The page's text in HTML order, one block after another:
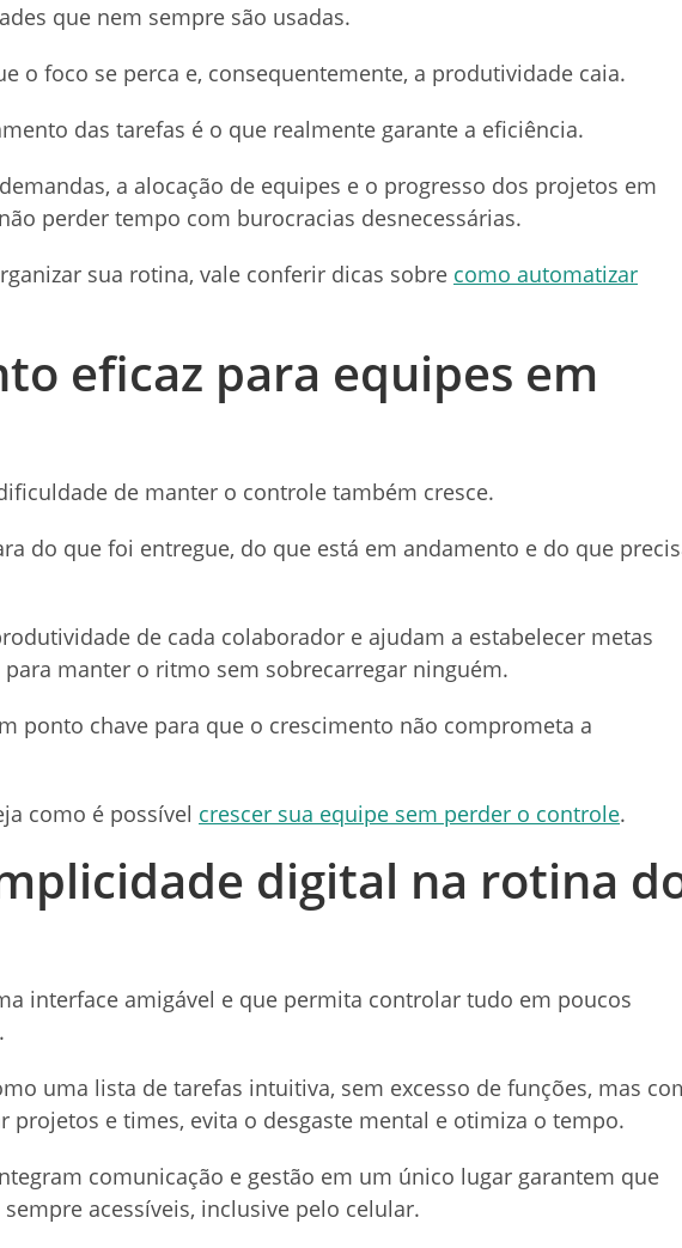
que nem sempre são usadas.
o foco se perca e, consequentemente, a produtividade caia.
das tarefas é o que realmente garante a eficiência.
a alocação de equipes e o progresso dos projetos em
perder tempo com burocracias desnecessárias.
sua rotina, vale conferir dicas sobre como automatizar
eficaz para equipes em
de manter o controle também cresce.
do que foi entregue, do que está em andamento e do que
de cada colaborador e ajudam a estabelecer metas
manter o ritmo sem sobrecarregar ninguém.
ponto chave para que o crescimento não comprometa a
como é possível crescer sua equipe sem perder o controle.
digital na rotina
interface amigável e que permita controlar tudo em poucos
uma lista de tarefas intuitiva, sem excesso de funções, mas
projetos e times, evita o desgaste mental e otimiza o tempo.
comunicação e gestão em um único lugar garantem que
acessíveis, inclusive pelo celular.